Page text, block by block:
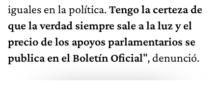
iguales en la política.Tengo la certeza de
que la verdad siempre sale a la luz y el
precio de los apoyos parlamentarios se
publica en el Boletín Oficial", denunció.